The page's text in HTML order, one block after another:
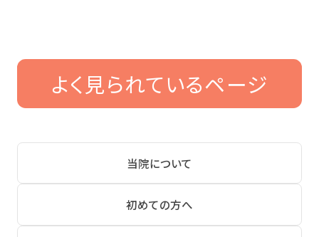
よく見られているページ
当院について
初めての方へ